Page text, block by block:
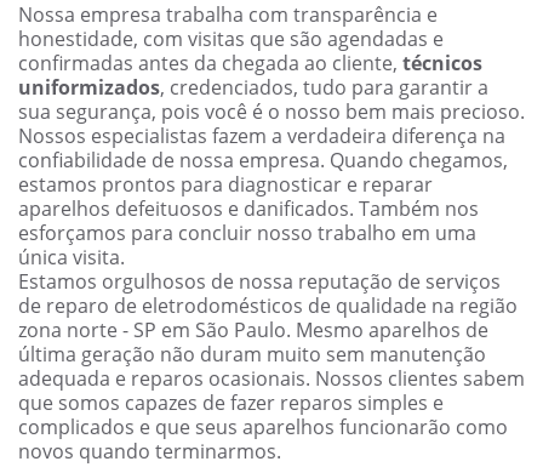
Nossa empresa trabalha com transparência e
honestidade, com visitas que são agendadas e
confirmadas antes da chegada ao cliente, técnicos
uniformizados, credenciados, tudo para garantir a
sua segurança, pois você é o nosso bem mais precioso.
Nossos especialistas fazem a verdadeira diferença na
confiabilidade de nossa empresa. Quando chegamos,
estamos prontos para diagnosticar e reparar
aparelhos defeituosos e danificados. Também nos
esforçamos para concluir nosso trabalho em uma
única visita.
Estamos orgulhosos de nossa reputação de serviços
de reparo de eletrodomésticos de qualidade na região
zona norte - SP em São Paulo. Mesmo aparelhos de
última geração não duram muito sem manutenção
adequada e reparos ocasionais. Nossos clientes sabem
que somos capazes de fazer reparos simples e
complicados e que seus aparelhos funcionarão como
novos quando terminarmos.